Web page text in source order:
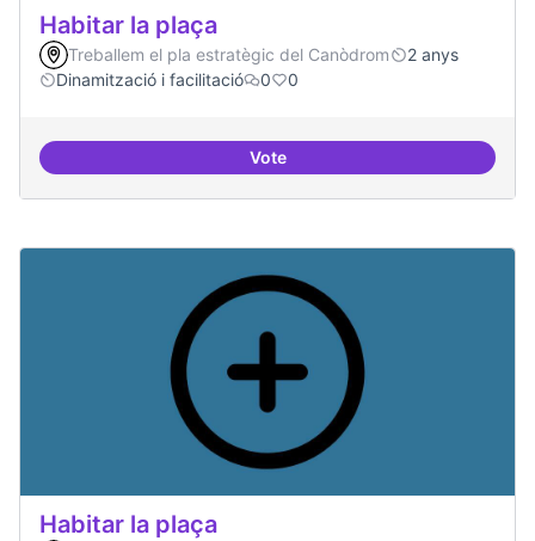
Habitar la plaça
Treballem el pla estratègic del Canòdrom
2 anys
Dinamització i facilitació
0 0
VoteHabitar la plaça
Habitar la plaça